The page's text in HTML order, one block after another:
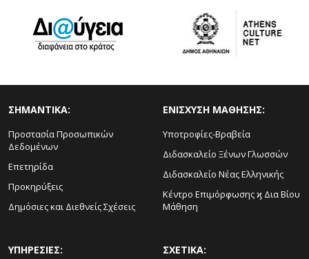
ΣΗΜΑΝΤΙΚΑ:
Προστασία Προσωπικών
Δεδομένων
Επετηρίδα
Προκηρύξεις
Δημόσιες και Διεθνείς Σχέσεις
ΕΝΙΣΧΥΣΗ ΜΑΘΗΣΗΣ:
Υποτροφίες-Βραβεία
Διδασκαλείο Ξένων Γλωσσών
Διδασκαλείο Νέας Ελληνικής
Κέντρο Επιμόρφωσης ϗ Δια Βίου
Μάθηση
ΥΠΗΡΕΣΙΕΣ: ΣΧΕΤΙΚΑ: